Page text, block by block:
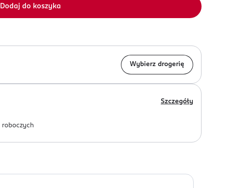
Dodaj do koszyka
Wybierz drogerię
Szczegóły
roboczych